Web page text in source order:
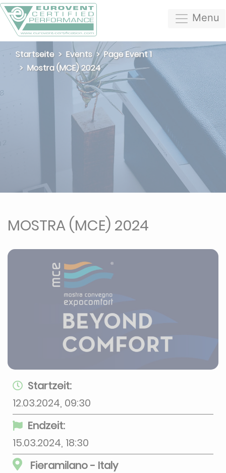
Menu
Startseite Events
Page Event 1
Mostra (MCE) 2024
MOSTRA (MCE) 2024
Startzeit:
12.03.2024, 09:30
Endzeit:
15.03.2024, 18:30
Fieramilano - Italy